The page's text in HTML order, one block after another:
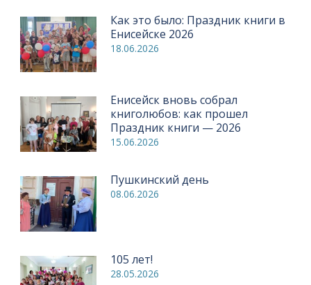
Как это было: Праздник книги в
Енисейске 2026
18.06.2026
Енисейск вновь собрал
книголюбов: как прошел
Праздник книги — 2026
15.06.2026
Пушкинский день
08.06.2026
105 лет!
28.05.2026